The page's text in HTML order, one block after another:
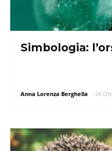
Simbologia:
Anna Lorenza Berghella - 24